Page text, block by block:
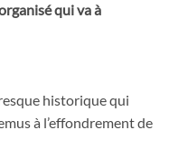
qui va à
historique qui
à l’effondrement de